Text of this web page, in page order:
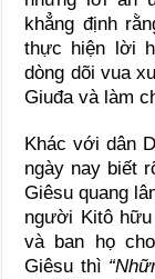
khẳng định
thực hiện lời
dòng dõi vua
Giuđa và làm
Khác với dân
ngày nay biết
Giêsu quang
người Kitô
và ban họ
Giêsu thì